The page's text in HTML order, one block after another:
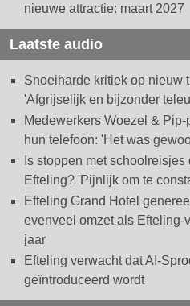
nieuwe attractie: maart 2027
Laatste audio
Snoeiharde kritiek op nieuw
'Afgrijselijk en bijzonder
Medewerkers Woezel &
hun telefoon: 'Het was
Is stoppen met
Efteling? 'Pijnlijk om te
Efteling Grand Hotel
evenveel omzet als Efteling-
jaar
Efteling verwacht dat AI-
geïntroduceerd wordt